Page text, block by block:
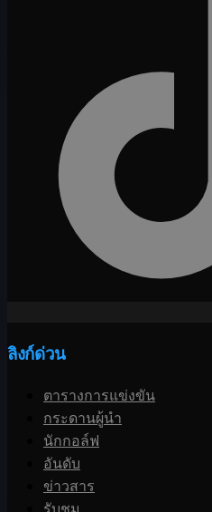
ลิงก์ด่วน
ตารางการแข่งขัน
กระดานผู้นำ
นักกอล์ฟ
อันดับ
ข่าวสาร